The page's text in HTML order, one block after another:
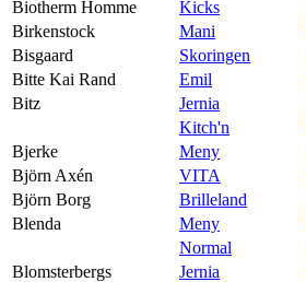
Biotherm Homme
Kicks
Birkenstock
Mani
Bisgaard
Skoringen
Bitte Kai Rand
Emil
Bitz
Jernia
Kitch'n
Bjerke
Meny
Björn Axén
VITA
Björn Borg
Brilleland
Blenda
Meny
Normal
Blomsterbergs
Jernia